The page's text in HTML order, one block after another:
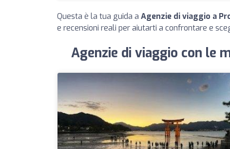
Questa è la tua guida a Agenzie di viaggio a
e recensioni reali per aiutarti a confrontare e
Agenzie di viaggio con le